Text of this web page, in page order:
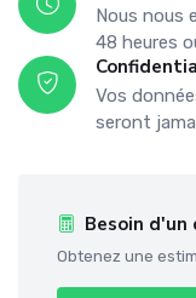
Nous nous
48 heures
Vos
seront
Besoin d'un
Obtenez une